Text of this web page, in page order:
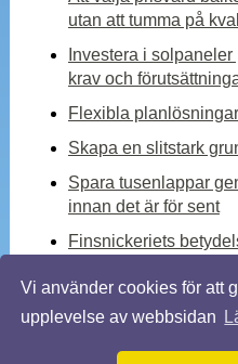
Vi använder cookies för att
upplevelse av webbsidan
utan att tumma på
Investera i
krav och
Flexibla
Skapa en slitstark
Spara tusenlappar
innan det är för sent
Finsnickeriets
Kylmedelskylare –
industriella processer